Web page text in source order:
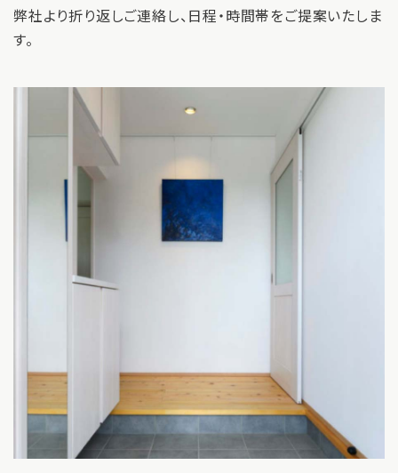
弊社より折り返しご連絡し、日程・時間帯をご提案いたしま
す。